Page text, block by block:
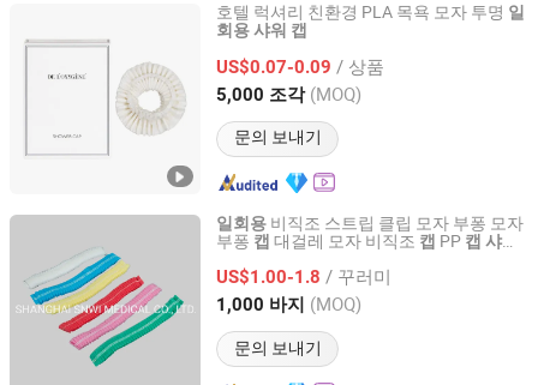
호텔 럭셔리 친환경 PLA 목욕 모자 투명 일
회용샤워 캡
US$0.07-0.09 / 상품
5,000 조각 (MOQ)
문의 보내기
Jiangsu Leju Cosmetics Co., Ltd.
Jiangsu, China 이후 2025
일회용 비직조 스트립 클립 모자 부퐁 모자
부퐁 캡 대걸레 모자 비직조 캡 PP 캡 샤워
US$1.00-1.8 / 꾸러미
1,000 바지 (MOQ)
문의 보내기
SHANGHAI SNWI MEDICAL CO., LTD.
Shanghai, China 이후 2020